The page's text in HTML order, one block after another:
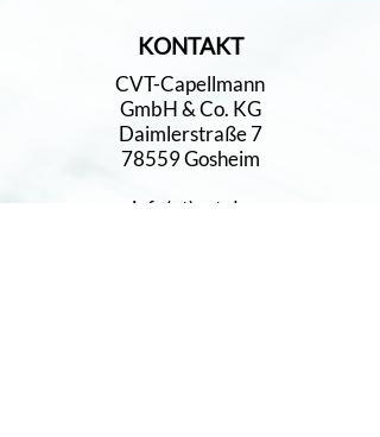
KONTAKT
CVT-Capellmann
GmbH & Co. KG
Daimlerstraße 7
78559 Gosheim
info(at)cvt.de